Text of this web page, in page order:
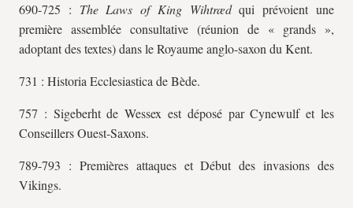
690-725 : The Laws of King Wihtrædqui prévoient une
première assemblée consultative (réunion de « grands »,
adoptant des textes) dans le Royaume anglo-saxon du Kent.
731 : Historia Ecclesiastica de Bède.
757 : Sigeberht de Wessex est déposé par Cynewulf et les
Conseillers Ouest-Saxons.
789-793 : Premières attaques et Début des invasions des
Vikings.